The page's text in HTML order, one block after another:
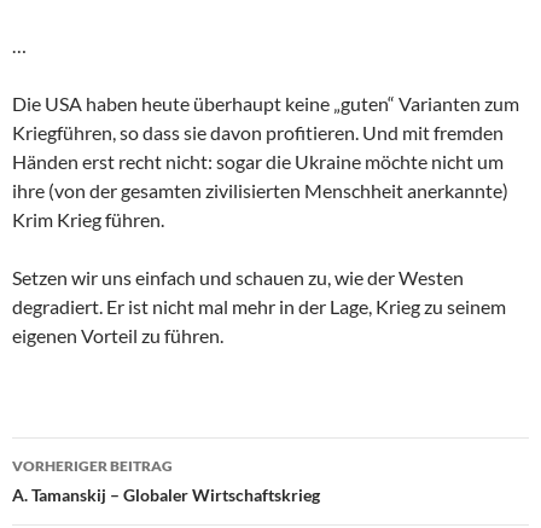
…
Die USA haben heute überhaupt keine „guten“ Varianten zum
Kriegführen, so dass sie davon profitieren. Und mit fremden
Händen erst recht nicht: sogar die Ukraine möchte nicht um
ihre (von der gesamten zivilisierten Menschheit anerkannte)
Krim Krieg führen.
Setzen wir uns einfach und schauen zu, wie der Westen
degradiert. Er ist nicht mal mehr in der Lage, Krieg zu seinem
eigenen Vorteil zu führen.
Beitragsnavigation
VORHERIGER BEITRAG
A. Tamanskij – Globaler Wirtschaftskrieg